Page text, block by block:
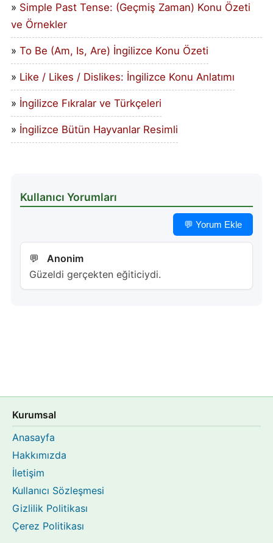
Simple Past Tense: (Geçmiş Zaman) Konu Özeti
ve Örnekler
To Be (Am, Is, Are) İngilizce Konu Özeti
Like / Likes / Dislikes: İngilizce Konu Anlatımı
İngilizce Fıkralar ve Türkçeleri
İngilizce Bütün Hayvanlar Resimli
Kullanıcı Yorumları
💬 Yorum Ekle
Anonim
Güzeldi gerçekten eğiticiydi.
Kurumsal
Anasayfa
Hakkımızda
İletişim
Kullanıcı Sözleşmesi
Gizlilik Politikası
Çerez Politikası